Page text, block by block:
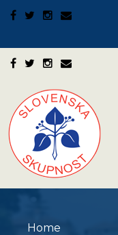
Home